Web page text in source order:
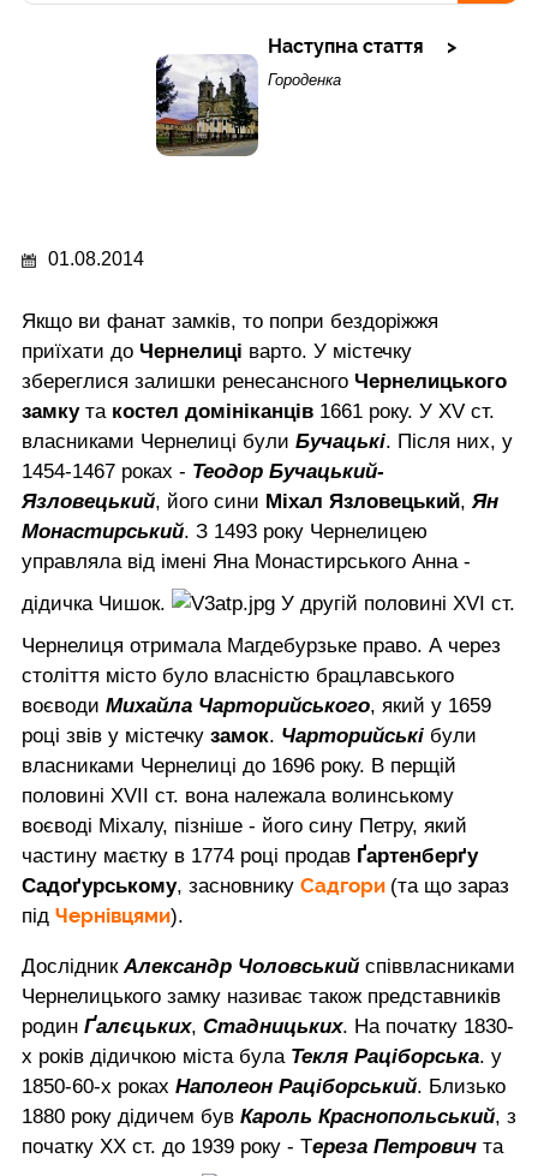
Наступна стаття
Городенка
01.08.2014
Якщо ви фанат замків, то попри бездоріжжя
приїхати до Чернелиці варто. У містечку
збереглися залишки ренесансного Чернелицького
замкутакостел домініканців 1661 року. У XV ст.
власниками Чернелиці були Бучацькі. Після них, у
1454-1467 роках - Теодор Бучацький-
Язловецький, його сини Міхал Язловецький, Ян
Монастирський. З 1493 року Чернелицею
управляла від імені Яна Монастирського Анна -
дідичка Чишок.
У другій половині XVI ст.
Чернелиця отримала Магдебурзьке право. А через
століття місто було власністю брацлавського
воєводи Михайла Чарторийського, який у 1659
році звів у містечку замок. Чарторийські були
власниками Чернелиці до 1696 року. В перщій
половині XVII ст. вона належала волинському
воєводі Міхалу, пізніше - його сину Петру, який
частину маєтку в 1774 році продав Ґартенберґу
Садоґурському, засновнику Садгори (та що зараз
під Чернівцями).
ДослідникАлександр Чоловський співвласниками
Чернелицького замку називає також представників
родин Ґалєцьких, Стадницьких. На початку 1830-
х років дідичкою міста була Текля Раціборська. у
1850-60-х роках Наполеон Раціборський. Близько
1880 року дідичем був Кароль Краснопольський, з
початку ХХ ст. до 1939 року - Тереза Петрович та